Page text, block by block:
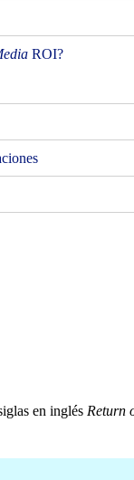
ROI?
en inglés Return